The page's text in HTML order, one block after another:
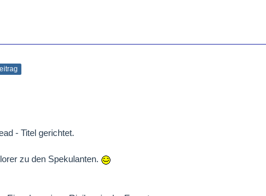
- Titel gerichtet.
zu den Spekulanten.